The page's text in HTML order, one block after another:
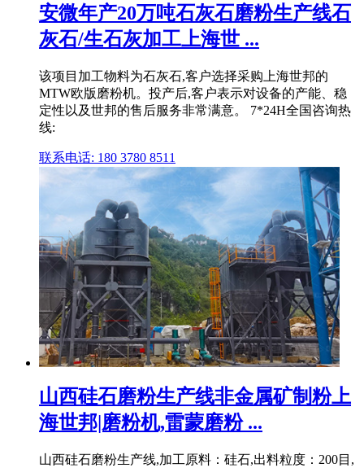
安微年产20万吨石灰石磨粉生产线石
灰石/生石灰加工上海世 ...
该项目加工物料为石灰石,客户选择采购上海世邦的
MTW欧版磨粉机。投产后,客户表示对设备的产能、稳
定性以及世邦的售后服务非常满意。 7*24H全国咨询热
线:
联系电话: 180 3780 8511
山西硅石磨粉生产线非金属矿制粉上
海世邦|磨粉机,雷蒙磨粉 ...
山西硅石磨粉生产线,加工原料：硅石,出料粒度：200目,